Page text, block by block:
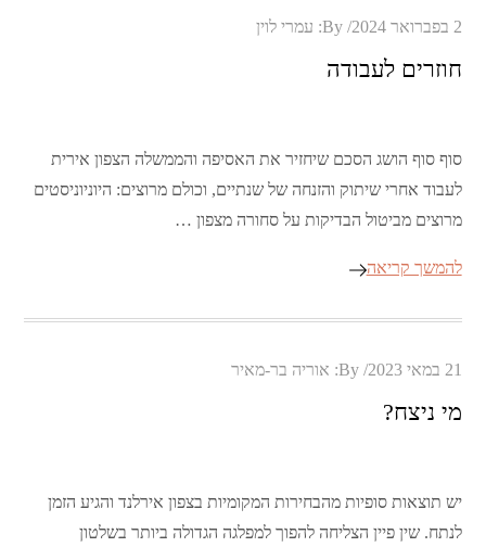
Posted
2 בפברואר 2024 By: עמרי לוין
חוזרים לעבודה
סוף סוף הושג הסכם שיחזיר את האסיפה והממשלה הצפון אירית
לעבוד אחרי שיתוק והזנחה של שנתיים, וכולם מרוצים: היוניוניסטים
מרוצים מביטול הבדיקות על סחורה מצפון …
להמשך קריאה
Posted
21 במאי 2023 By: אוריה בר-מאיר
מי ניצח?
יש תוצאות סופיות מהבחירות המקומיות בצפון אירלנד והגיע הזמן
לנתח. שין פיין הצליחה להפוך למפלגה הגדולה ביותר בשלטון